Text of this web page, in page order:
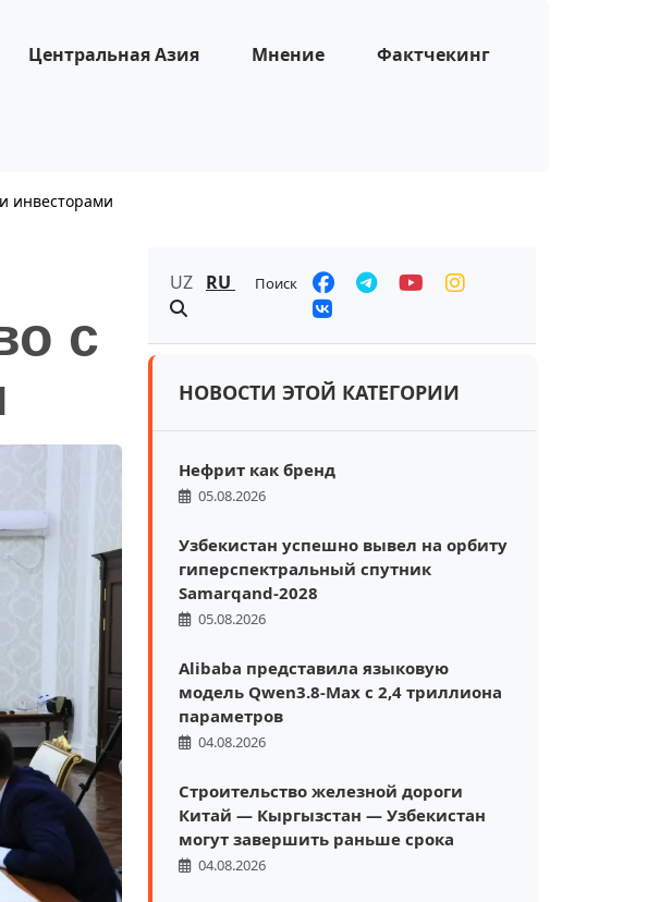
Центральная Азия Мнение Фактчекинг
инвесторами
с
UZ RU Поиск
НОВОСТИ ЭТОЙ КАТЕГОРИИ
Нефрит как бренд
05.08.2026
Узбекистан успешно вывел на орбиту
гиперспектральный спутник
Samarqand-2028
05.08.2026
Alibaba представила языковую
модель Qwen3.8-Max с 2,4 триллиона
параметров
04.08.2026
Строительство железной дороги
Китай — Кыргызстан — Узбекистан
могут завершить раньше срока
04.08.2026